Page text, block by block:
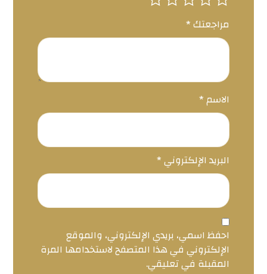
مراجعتك*
الاسم*
البريد الإلكتروني*
احفظ اسمي، بريدي الإلكتروني، والموقع
الإلكتروني في هذا المتصفح لاستخدامها المرة
المقبلة في تعليقي.